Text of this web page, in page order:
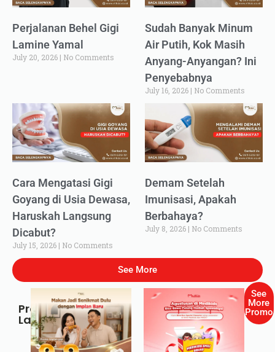
Perjalanan Behel Gigi
Lamine Yamal
July 20, 2026 No Comments
Sudah Banyak Minum
Air Putih, Kok Masih
Anyang-Anyangan? Ini
Penyebabnya
July 16, 2026 No Comments
Cara Mengatasi Gigi
Goyang di Usia Dewasa,
Haruskah Langsung
Dicabut?
July 15, 2026 No Comments
Demam Setelah
Imunisasi, Apakah
Berbahaya?
July 8, 2026 No Comments
See More
Promo
Lainnya
See
More
Promo